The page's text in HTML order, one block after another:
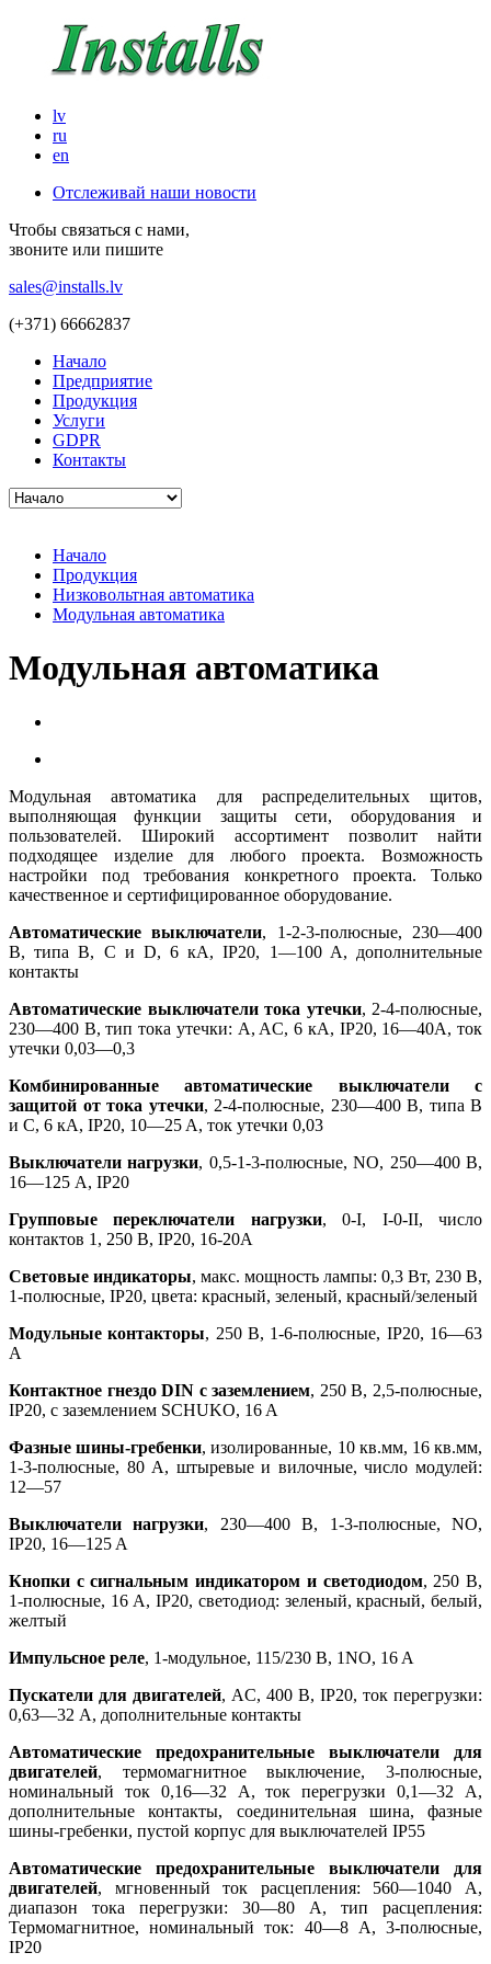
lv
ru
en
Отслеживай наши новости
Чтобы связаться с нами,
звоните или пишите
sales@installs.lv
(+371) 66662837
Начало
Предприятие
Продукция
Услуги
GDPR
Контакты
Начало
Продукция
Низковольтная автоматика
Модульная автоматика
Модульная автоматика
Модульная автоматика для распределительных щитов,
выполняющая функции защиты сети, оборудования и
пользователей. Широкий ассортимент позволит найти
подходящее изделие для любого проекта. Возможность
настройки под требования конкретного проекта. Только
качественное и сертифицированное оборудование.
Автоматические выключатели, 1-2-3-полюсные, 230—400
В, типа B, C и D, 6 кA, IP20, 1—100 A, дополнительные
контакты
Автоматические выключатели тока утечки, 2-4-полюсные,
230—400 В, тип тока утечки: A, AC, 6 кA, IP20, 16—40A, ток
утечки 0,03—0,3
Комбинированные автоматические выключатели с
защитой от тока утечки, 2-4-полюсные, 230—400 В, типа B
и C, 6 кA, IP20, 10—25 A, ток утечки 0,03
Выключатели нагрузки, 0,5-1-3-полюсные, NO, 250—400 В,
16—125 A, IP20
Групповые переключатели нагрузки, 0-I, I-0-II, число
контактов 1, 250 В, IP20, 16-20A
Световые индикаторы, макс. мощность лампы: 0,3 Вт, 230 В,
1-полюсные, IP20, цвета: красный, зеленый, красный/зеленый
Модульные контакторы, 250 В, 1-6-полюсные, IP20, 16—63
A
Контактное гнездо DIN с заземлением, 250 В, 2,5-полюсные,
IP20, с заземлением SCHUKO, 16 A
Фазные шины-гребенки, изолированные, 10 кв.мм, 16 кв.мм,
1-3-полюсные, 80 A, штыревые и вилочные, число модулей:
12—57
Выключатели нагрузки, 230—400 В, 1-3-полюсные, NO,
IP20, 16—125 A
Кнопки с сигнальным индикатором и светодиодом, 250 В,
1-полюсные, 16 A, IP20, светодиод: зеленый, красный, белый,
желтый
Импульсное реле, 1-модульное, 115/230 В, 1NO, 16 A
Пускатели для двигателей, AC, 400 В, IP20, ток перегрузки:
0,63—32 А, дополнительные контакты
Автоматические предохранительные выключатели для
двигателей, термомагнитное выключение, 3-полюсные,
номинальный ток 0,16—32 А, ток перегрузки 0,1—32 А,
дополнительные контакты, соединительная шина, фазные
шины-гребенки, пустой корпус для выключателей IP55
Автоматические предохранительные выключатели для
двигателей, мгновенный ток расцепления: 560—1040 A,
диапазон тока перегрузки: 30—80 A, тип расцепления:
Термомагнитное, номинальный ток: 40—8 A, 3-полюсные,
IP20